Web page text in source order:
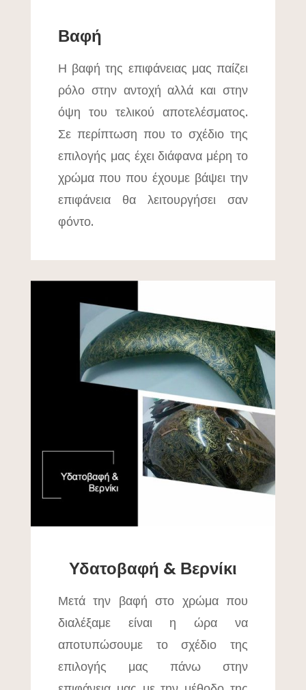
Βαφή
Η βαφή της επιφάνειας μας παίζει
ρόλο στην αντοχή αλλά και στην
όψη του τελικού αποτελέσματος.
Σε περίπτωση που το σχέδιο της
επιλογής μας έχει διάφανα μέρη το
χρώμα που που έχουμε βάψει την
επιφάνεια θα λειτουργήσει σαν
φόντο.
Υδατοβαφή & Βερνίκι
Μετά την βαφή στο χρώμα που
διαλέξαμε είναι η ώρα να
αποτυπώσουμε το σχέδιο της
επιλογής μας πάνω στην